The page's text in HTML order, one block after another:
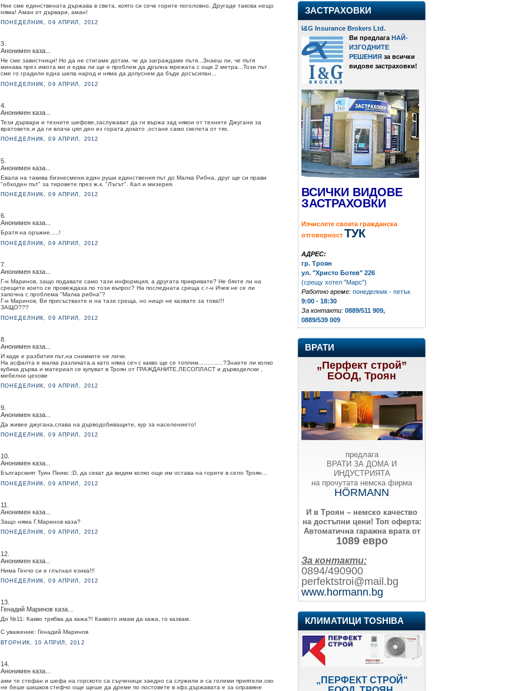
Ние сме единствената държава в света, която си сече горите поголовно. Другаде такова нещо
няма! Аман от дървари, аман!
ПОНЕДЕЛНИК, 09 АПРИЛ, 2012
3.
Анонимен каза...
Не сме завистници! Но да не стигаме дотам, че да заграждаме пътя...Знаеш ли, че пътя
минава през имота ми и едва ли ще е проблем да дръпна мрежата с още 2 метра...Този път
сме го градили една шепа народ и няма да допуснем да бъде досъсипан...
ПОНЕДЕЛНИК, 09 АПРИЛ, 2012
4.
Анонимен каза...
Тези дървари и техните шефове,заслужават да ги вържа зад някои от техните Джугани за
вратовете,и да ги влача цял ден из гората докато ,остане само скелета от тях.
ПОНЕДЕЛНИК, 09 АПРИЛ, 2012
5.
Анонимен каза...
Евала на такива бизнесмени,един руши единствения път до Малка Рибна, друг ще си прави
"обходен път" за тировете през ж.к. "Лъгът". Кал и мизерия.
ПОНЕДЕЛНИК, 09 АПРИЛ, 2012
6.
Анонимен каза...
Братя на оръжие.....!
ПОНЕДЕЛНИК, 09 АПРИЛ, 2012
7.
Анонимен каза...
Г-н Маринов, защо подавате само тази информция, а другата прикривате? Не бяхте ли на
срещите които се провеждаха по този въпрос? На последната среща с г-н Ичев не се ли
започна с проблема "Малка рибна"?
Г-н Маринов, Ви присъствахте и на тази среща, но нищо не казвате за това!!!
ЗАЩО???
ПОНЕДЕЛНИК, 09 АПРИЛ, 2012
8.
Анонимен каза...
И каде е разбития път,на снимките не личи.
На асфалта е малка разликата,а като няма сеч с какво ще се топлим..............?Знаете ли колко
кубика дърва и материал се купуват в Троян от ГРАЖДАНИТЕ,ЛЕСОПЛАСТ и дърводелски ,
мебелни цехове
ПОНЕДЕЛНИК, 09 АПРИЛ, 2012
9.
Анонимен каза...
Да живее джугана,слава на дърводобиващите, кур за населението!
ПОНЕДЕЛНИК, 09 АПРИЛ, 2012
10.
Анонимен каза...
Българският Туин Пиикс :D, да секат да видим колко още им остава на горите в село Троян...
ПОНЕДЕЛНИК, 09 АПРИЛ, 2012
11.
Анонимен каза...
Защо няма Г.Маринов каза?
ПОНЕДЕЛНИК, 09 АПРИЛ, 2012
12.
Анонимен каза...
Нима Генчо си е глътнал езика!!!
ПОНЕДЕЛНИК, 09 АПРИЛ, 2012
13.
Генадий Маринов каза...
До №11: Какво трябва да кажа?! Каквото имам да кажа, го казвам.
С уважение: Генадий Маринов
ВТОРНИК, 10 АПРИЛ, 2012
14.
Анонимен каза...
ами те стефан и шефа на горското са съученици заедно са служили и са големи приятели.око
не беше шишков стефчо още щеше да дреме по постовете в хфз.държавата е за оправяне
ЗАСТРАХОВКИ
I&G Insurance Brokers Ltd.
Ви предлага НАЙ-
ИЗГОДНИТЕ
РЕШЕНИЯ за всички
видове застраховки!
ВСИЧКИ ВИДОВЕ
ЗАСТРАХОВКИ
Изчислете своята гражданска
отговорност ТУК
АДРЕС:
гр. Троян
ул. "Христо Ботев" 226
(срещу хотел "Марс")
Работно време: понеделник - петък
9:00 - 18:30
За контакти: 0889/511 909,
0889/539 009
ВРАТИ
„Перфект строй”
ЕООД, Троян
предлага
ВРАТИ ЗА ДОМА И
ИНДУСТРИЯТА
на прочутата немска фирма
HÖRMANN
И в Троян – немско качество
на достъпни цени! Топ оферта:
Автоматична гаражна врата от
1089 евро
За контакти:
0894/490900
perfektstroi@mail.bg
www.hormann.bg
КЛИМАТИЦИ TOSHIBA
„ПЕРФЕКТ СТРОЙ“